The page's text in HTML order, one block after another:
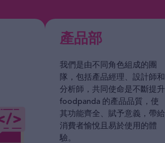
產品部
我們是由不同角色組成的團
隊，包括產品經理、設計師和
分析師，共同使命是不斷提升
foodpanda 的產品品質，使
其功能齊全、賦予意義，帶給
消費者愉悅且易於使用的體
驗。